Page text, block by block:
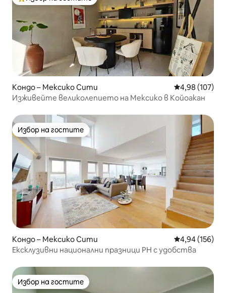
Най-популярен избор на гостите
Кондо – Мексико Сити Средна
4,98 (107)
Изживейте великолепието на Мексико в Койоакан
Избор на гостите
Избор на гостите
Кондо – Мексико Сити Средна
4,94 (156)
Ексклузивни национални празници PH с удобства
Избор на гостите
Избор на гостите